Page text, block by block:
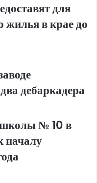
для
жилья в крае до
дебаркадера
№ 10 в
началу